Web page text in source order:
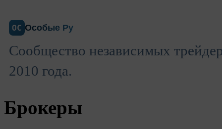
ОС Особые Ру
Сообщество независимых
2010 года.
Брокеры